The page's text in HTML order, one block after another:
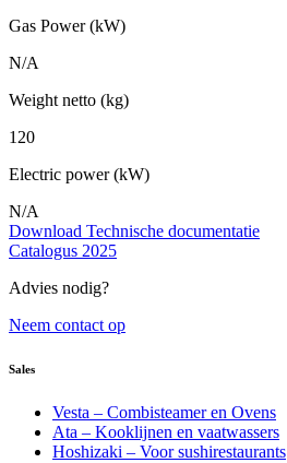
Gas Power (kW)
N/A
Weight netto (kg)
120
Electric power (kW)
N/A
Download Technische documentatie
Catalogus 2025
Advies nodig?
Neem contact op
Sales
Vesta – Combisteamer en Ovens
Ata – Kooklijnen en vaatwassers
Hoshizaki – Voor sushirestaurants